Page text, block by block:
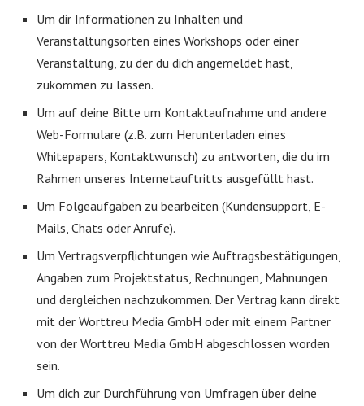
Um dir Informationen zu Inhalten und
Veranstaltungsorten eines Workshops oder einer
Veranstaltung, zu der du dich angemeldet hast,
zukommen zu lassen.
Um auf deine Bitte um Kontaktaufnahme und andere
Web-Formulare (z.B. zum Herunterladen eines
Whitepapers, Kontaktwunsch) zu antworten, die du im
Rahmen unseres Internetauftritts ausgefüllt hast.
Um Folgeaufgaben zu bearbeiten (Kundensupport, E-
Mails, Chats oder Anrufe).
Um Vertragsverpflichtungen wie Auftragsbestätigungen,
Angaben zum Projektstatus, Rechnungen, Mahnungen
und dergleichen nachzukommen. Der Vertrag kann direkt
mit der Worttreu Media GmbH oder mit einem Partner
von der Worttreu Media GmbH abgeschlossen worden
sein.
Um dich zur Durchführung von Umfragen über deine